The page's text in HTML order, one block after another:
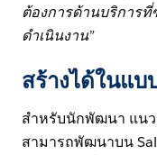
ต้องการด้านบริการ
ดำเนินงาน”
สร้างได้ในแ
สำหรับนักพัฒนา แน
สามารถพัฒนาบน